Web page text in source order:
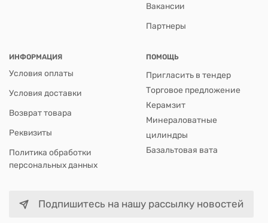
Вакансии
Партнеры
ИНФОРМАЦИЯ
Условия оплаты
Условия доставки
Возврат товара
Реквизиты
Политика обработки
персональных данных
ПОМОЩЬ
Пригласить в тендер
Торговое предложение
Керамзит
Минераловатные
цилиндры
Базальтовая вата
Подпишитесь на нашу рассылку новостей